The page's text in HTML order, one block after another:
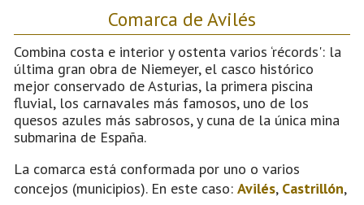
Comarca de Avilés
Combina costa e interior y ostenta varios ‘récords': la
última gran obra de Niemeyer, el casco histórico
mejor conservado de Asturias, la primera piscina
fluvial, los carnavales más famosos, uno de los
quesos azules más sabrosos, y cuna de la única mina
submarina de España.
La comarca está conformada por uno o varios
concejos (municipios). En este caso: Avilés, Castrillón,